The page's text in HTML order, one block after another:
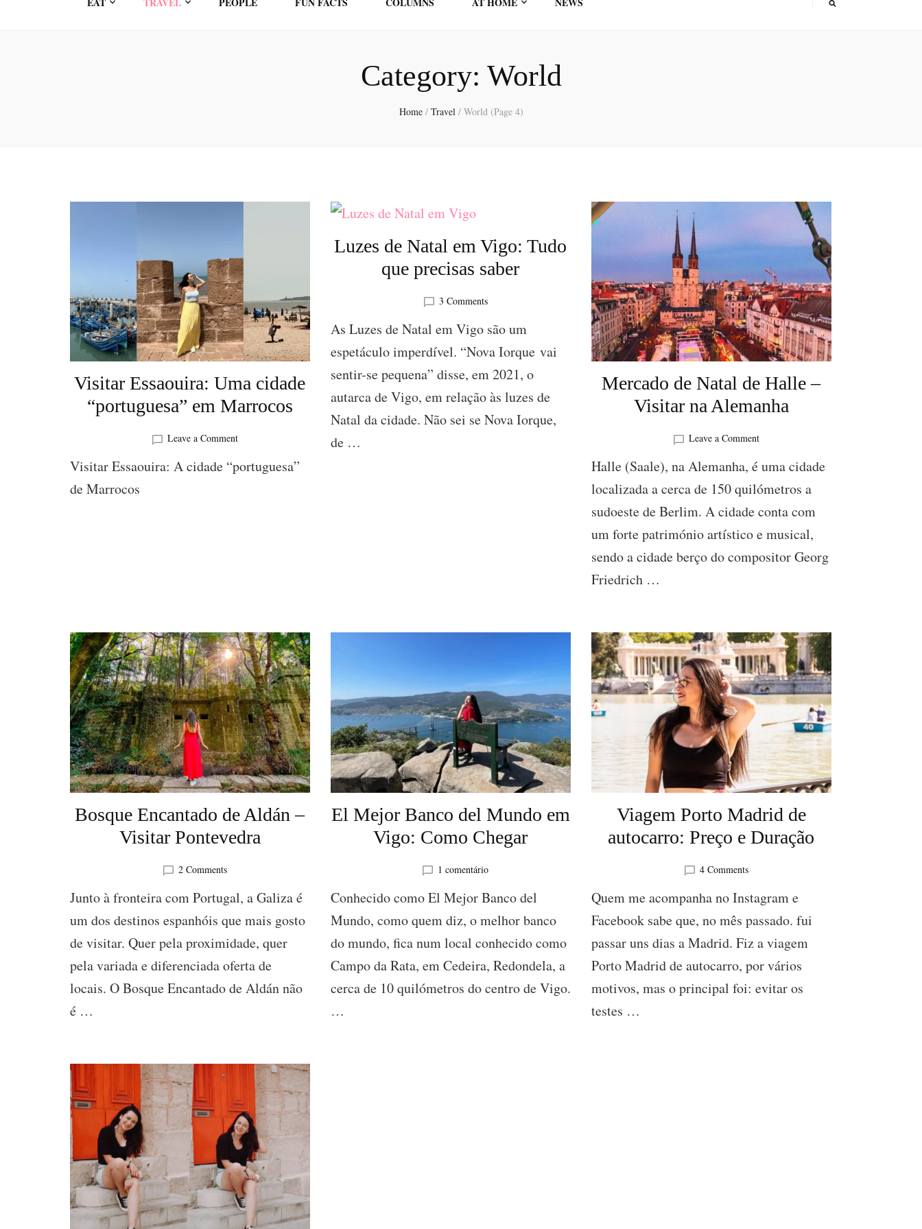
Category: World
Home / Travel / World (Page 4)
Visitar Essaouira: Uma cidade
“portuguesa” em Marrocos
Leave a Commenton
Essaouira:
Visitar Essaouira: A cidade “portuguesa”
de Marrocos
Luzes de Natal em Vigo: Tudo
que precisas saber
3 Commentson
de
em
Vigo:
que
precisas
As Luzes de Natal em Vigo são um
espetáculo imperdível. “Nova Iorque vai
sentir-se pequena” disse, em 2021, o
autarca de Vigo, em relação às luzes de
Natal da cidade. Não sei se Nova Iorque,
de …
Mercado de Natal de Halle –
Visitar na Alemanha
Leave a Commenton
de
de
Halle
Visitar
na
Halle (Saale), na Alemanha, é uma cidade
localizada a cerca de 150 quilómetros a
sudoeste de Berlim. A cidade conta com
um forte património artístico e musical,
sendo a cidade berço do compositor Georg
Friedrich …
Bosque Encantado de Aldán –
Visitar Pontevedra
2 Commentson
Encantado
Aldán
–
Pontevedra
Junto à fronteira com Portugal, a Galiza é
um dos destinos espanhóis que mais gosto
de visitar. Quer pela proximidade, quer
pela variada e diferenciada oferta de
locais. O Bosque Encantado de Aldán não
é …
El Mejor Banco del Mundo em
Vigo: Como Chegar
1 comentárioem
Mejor
del
Mundo
Vigo:
Como
Conhecido como El Mejor Banco del
Mundo, como quem diz, o melhor banco
do mundo, fica num local conhecido como
Campo da Rata, em Cedeira, Redondela, a
cerca de 10 quilómetros do centro de Vigo.
…
Viagem Porto Madrid de
autocarro: Preço e Duração
4 Commentson
Porto
de
autocarro:
e
Duração
Quem me acompanha no Instagram e
Facebook sabe que, no mês passado. fui
passar uns dias a Madrid. Fiz a viagem
Porto Madrid de autocarro, por vários
motivos, mas o principal foi: evitar os
testes …